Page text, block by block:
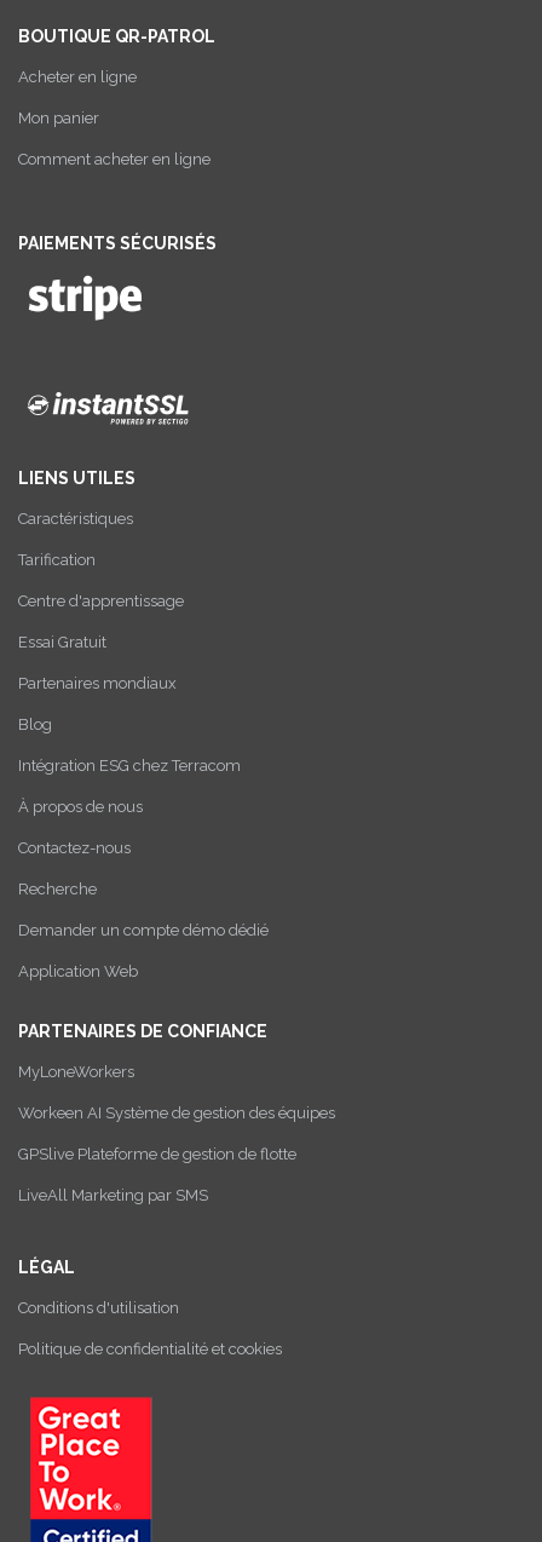
BOUTIQUE QR-PATROL
Acheter en ligne
Mon panier
Comment acheter en ligne
PAIEMENTS SÉCURISÉS
LIENS UTILES
Caractéristiques
Tarification
Centre d'apprentissage
Essai Gratuit
Partenaires mondiaux
Blog
Intégration ESG chez Terracom
À propos de nous
Contactez-nous
Recherche
Demander un compte démo dédié
Application Web
PARTENAIRES DE CONFIANCE
MyLoneWorkers
Workeen AI Système de gestion des équipes
GPSlive Plateforme de gestion de flotte
LiveAll Marketing par SMS
LÉGAL
Conditions d'utilisation
Politique de confidentialité et cookies